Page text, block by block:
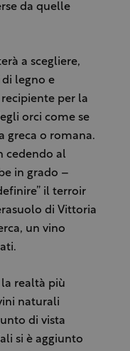
da quelle
a scegliere,
legno e
per la
orci come se
greca o romana.
cedendo al
in grado –
il terroir
di Vittoria
un vino
la realtà più
naturali
di vista
si è aggiunto